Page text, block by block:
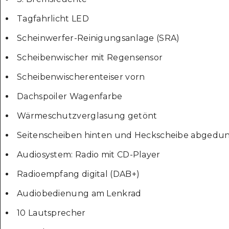
Tagfahrlicht LED
Scheinwerfer-Reinigungsanlage (SRA)
Scheibenwischer mit Regensensor
Scheibenwischerenteiser vorn
Dachspoiler Wagenfarbe
Wärmeschutzverglasung getönt
Seitenscheiben hinten und Heckscheibe
Audiosystem: Radio mit CD-Player
Radioempfang digital (DAB+)
Audiobedienung am Lenkrad
10 Lautsprecher